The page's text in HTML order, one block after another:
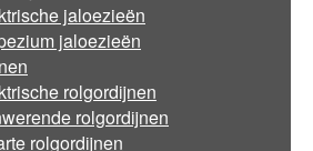
jaloezieën
jaloezieën
rolgordijnen
rolgordijnen
rolgordijnen